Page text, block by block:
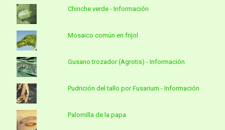
Chinche verde - Información
Mosaico común en frijol
Gusano trozador (Agrotis) - Información
Pudrición del tallo por Fusarium - Información
Palomilla de la papa